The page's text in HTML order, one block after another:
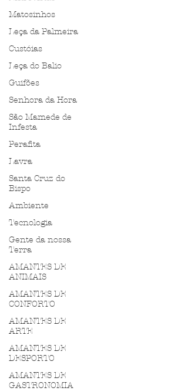
Matosinhos
Leça da Palmeira
Custóias
Leça do Balio
Guifões
Senhora da Hora
São Mamede de
Infesta
Perafita
Lavra
Santa Cruz do
Bispo
Ambiente
Tecnologia
Gente da nossa
Terra
AMANTES DE
ANIMAIS
AMANTES DE
CONFORTO
AMANTES DE
ARTE
AMANTES DE
DESPORTO
AMANTES DE
GASTRONOMIA